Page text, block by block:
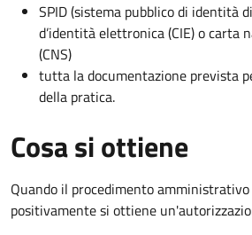
SPID (sistema pubblico di identità
d’identità elettronica (CIE) o carta
(CNS)
tutta la documentazione prevista
della pratica.
Cosa si ottiene
Quando il procedimento
positivamente si ottiene